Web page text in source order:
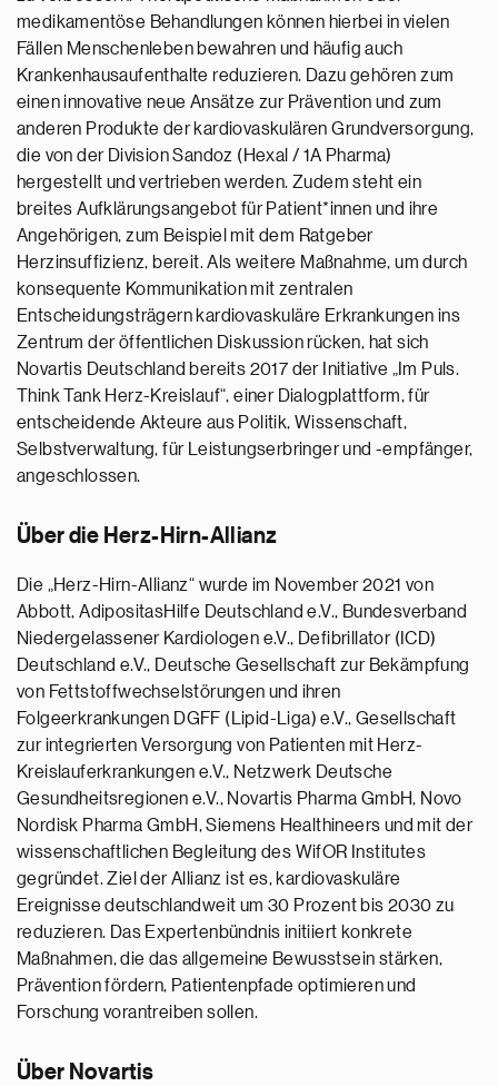
medikamentöse Behandlungen können hierbei in vielen
Fällen Menschenleben bewahren und häufig auch
Krankenhausaufenthalte reduzieren. Dazu gehören zum
einen innovative neue Ansätze zur Prävention und zum
anderen Produkte der kardiovaskulären Grundversorgung,
die von der Division Sandoz (Hexal / 1A Pharma)
hergestellt und vertrieben werden. Zudem steht ein
breites Aufklärungsangebot für Patient*innen und ihre
Angehörigen, zum Beispiel mit dem Ratgeber
Herzinsuffizienz, bereit. Als weitere Maßnahme, um durch
konsequente Kommunikation mit zentralen
Entscheidungsträgern kardiovaskuläre Erkrankungen ins
Zentrum der öffentlichen Diskussion rücken, hat sich
Novartis Deutschland bereits 2017 der Initiative „Im Puls.
Think Tank Herz-Kreislauf“, einer Dialogplattform, für
entscheidende Akteure aus Politik, Wissenschaft,
Selbstverwaltung, für Leistungserbringer und -empfänger,
angeschlossen.
Über die Herz-Hirn-Allianz
Die „Herz-Hirn-Allianz“ wurde im November 2021 von
Abbott, AdipositasHilfe Deutschland e.V., Bundesverband
Niedergelassener Kardiologen e.V., Defibrillator (ICD)
Deutschland e.V., Deutsche Gesellschaft zur Bekämpfung
von Fettstoffwechselstörungen und ihren
Folgeerkrankungen DGFF (Lipid-Liga) e.V., Gesellschaft
zur integrierten Versorgung von Patienten mit Herz-
Kreislauferkrankungen e.V., Netzwerk Deutsche
Gesundheitsregionen e.V., Novartis Pharma GmbH, Novo
Nordisk Pharma GmbH, Siemens Healthineers und mit der
wissenschaftlichen Begleitung des WifOR Institutes
gegründet. Ziel der Allianz ist es, kardiovaskuläre
Ereignisse deutschlandweit um 30 Prozent bis 2030 zu
reduzieren. Das Expertenbündnis initiiert konkrete
Maßnahmen, die das allgemeine Bewusstsein stärken,
Prävention fördern, Patientenpfade optimieren und
Forschung vorantreiben sollen.
Über Novartis